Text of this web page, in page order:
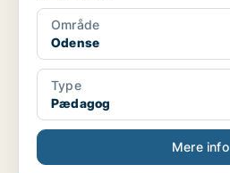
Område
Odense
Type
Pædagog
Mere info